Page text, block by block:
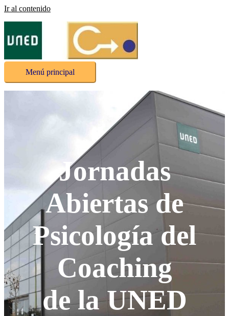
Ir al contenido
Menú principal
Jornadas
Abiertas de
Psicología del
Coaching
de la UNED